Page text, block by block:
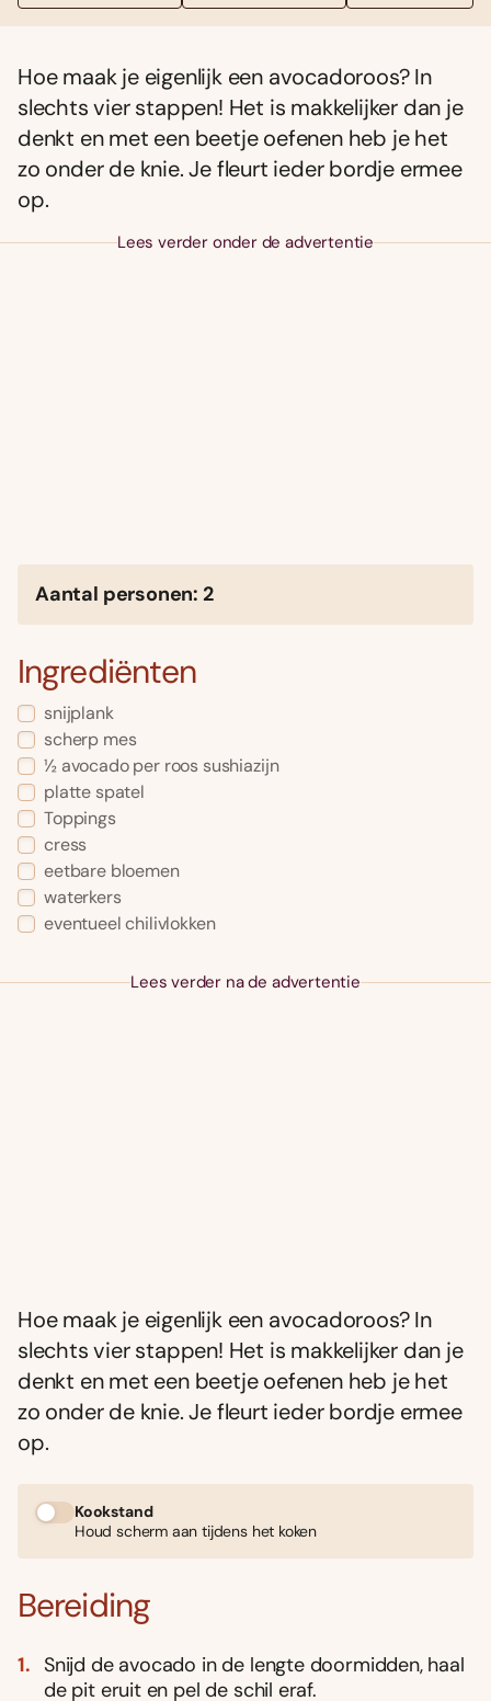
Hoe maak je eigenlijk een avocadoroos? In
slechts vier stappen! Het is makkelijker dan je
denkt en met een beetje oefenen heb je het
zo onder de knie. Je fleurt ieder bordje ermee
op.
Lees verder onder de advertentie
Aantal personen: 2
Ingrediënten
snijplank
scherp mes
½ avocado per roos sushiazijn
platte spatel
Toppings
cress
eetbare bloemen
waterkers
eventueel chilivlokken
Lees verder na de advertentie
Hoe maak je eigenlijk een avocadoroos? In
slechts vier stappen! Het is makkelijker dan je
denkt en met een beetje oefenen heb je het
zo onder de knie. Je fleurt ieder bordje ermee
op.
Kookstand
Houd scherm aan tijdens het koken
Bereiding
Snijd de avocado in de lengte doormidden, haal
de pit eruit en pel de schil eraf.